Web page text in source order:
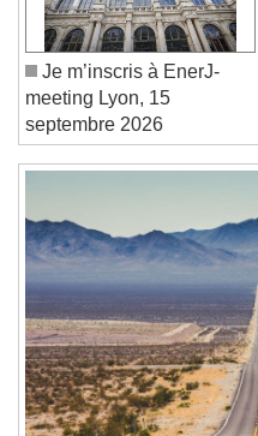
Font Family
Reset
Done
Close Modal Dialog
End of dialog window.
Je m’inscris à EnerJ-
meeting Lyon, 15
septembre 2026